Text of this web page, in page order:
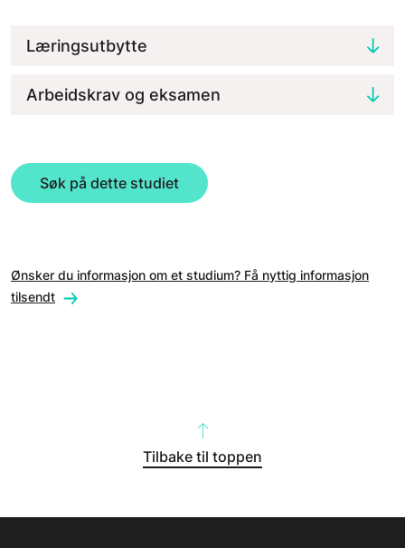
Læringsutbytte
Arbeidskrav og eksamen
Søk på dette studiet
Ønsker du informasjon om et studium? Få nyttig informasjon
tilsendt
Tilbake til toppen